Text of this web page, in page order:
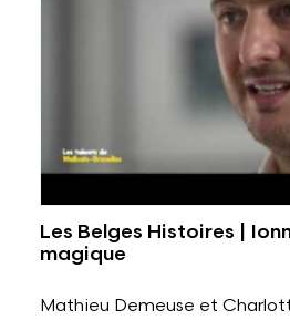
Les Belges Histoires |
magique
Mathieu Demeuse et